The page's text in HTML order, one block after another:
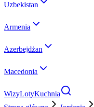
Uzbekistan
Armenia
Azerbejdżan
Macedonia
WizyLotyKuchnia